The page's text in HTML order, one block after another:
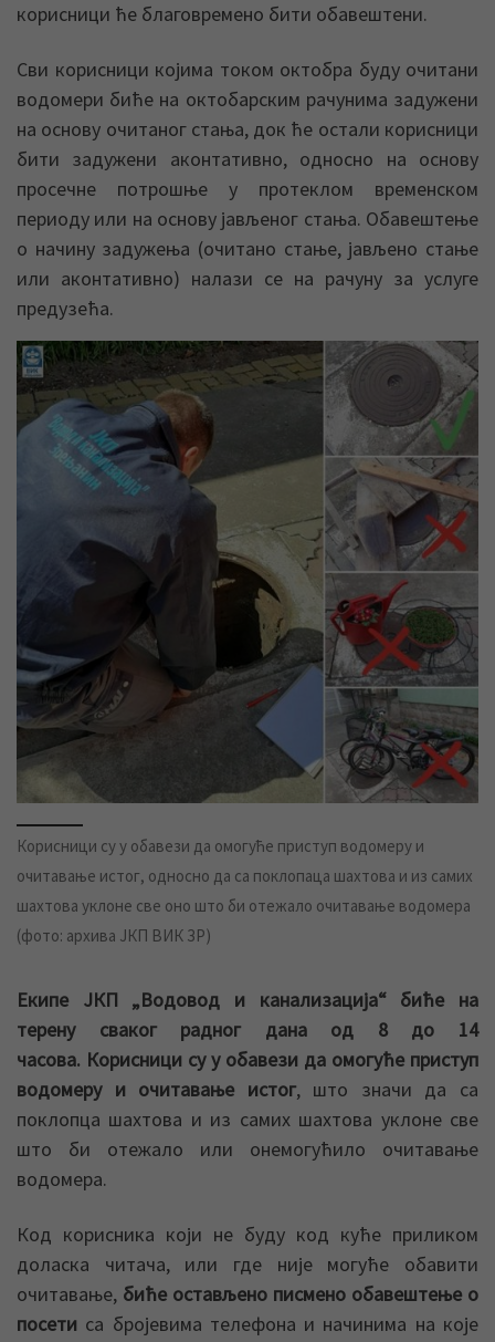
корисници ће благовремено бити обавештени.
Сви корисници којима током октобра буду очитани
водомери биће на октобарским рачунима задужени
на основу очитаног стања, док ће остали корисници
бити задужени аконтативно, односно на основу
просечне потрошње у протеклом временском
периоду или на основу јављеног стања. Обавештење
о начину задужења (очитано стање, јављено стање
или аконтативно) налази се на рачуну за услуге
предузећа.
Корисници су у обавези да омогуће приступ водомеру и
очитавање истог, односно да са поклопаца шахтова и из самих
шахтова уклоне све оно што би отежало очитавање водомера
(фото: архива ЈКП ВИК ЗР)
Екипе ЈКП „Водовод и канализација“ биће на
терену сваког радног дана од 8 до 14
часова. Корисници су у обавези да омогуће приступ
водомеру и очитавање истог, што значи да са
поклопца шахтова и из самих шахтова уклоне све
што би отежало или онемогућило очитавање
водомера.
Код корисника који не буду код куће приликом
доласка читача, или где није могуће обавити
очитавање, биће остављено писмено обавештење о
посети са бројевима телефона и начинима на које